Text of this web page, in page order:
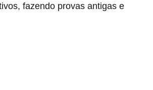
fazendo provas antigas e